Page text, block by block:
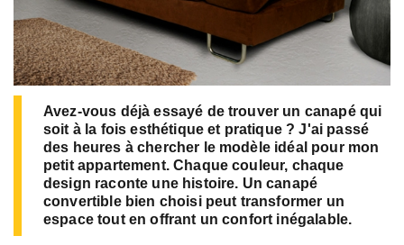
Avez-vous déjà essayé de trouver un canapé qui
soit à la fois esthétique et pratique ? J'ai passé
des heures à chercher le modèle idéal pour mon
petit appartement. Chaque couleur, chaque
design raconte une histoire. Un canapé
convertible bien choisi peut transformer un
espace tout en offrant un confort inégalable.